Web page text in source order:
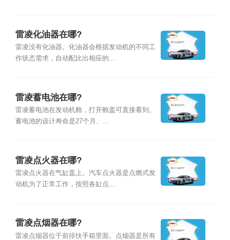
雷凌化油器在哪?
雷凌没有化油器。化油器会根据发动机的不同工
作状态需求，自动配比出相应的...
雷凌蓄电池在哪?
雷凌蓄电池在发动机舱，打开舱盖可直接看到。
蓄电池的设计寿命是27个月、...
雷凌点火器在哪?
雷凌点火器在气缸盖上。汽车点火器是点燃式发
动机为了正常工作，按照各缸点...
雷凌点烟器在哪?
雷凌点烟器位于前排扶手箱里面。点烟器是所有